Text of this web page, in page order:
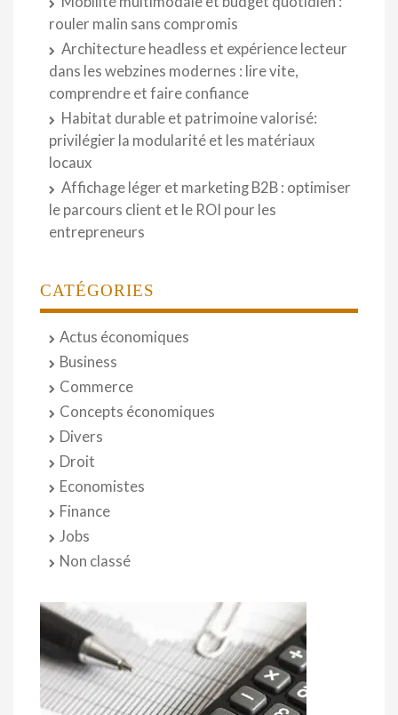
rouler malin sans compromis
Architecture headless et expérience lecteur
dans les webzines modernes : lire vite,
comprendre et faire confiance
Habitat durable et patrimoine valorisé:
privilégier la modularité et les matériaux
locaux
Affichage léger et marketing B2B : optimiser
le parcours client et le ROI pour les
entrepreneurs
CATÉGORIES
Actus économiques
Business
Commerce
Concepts économiques
Divers
Droit
Economistes
Finance
Jobs
Non classé